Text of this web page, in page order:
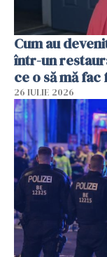
Cum au
într-un
ce o să mă fac
26 IULIE 2026